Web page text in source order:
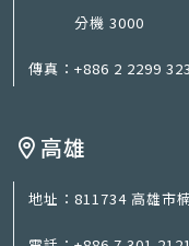
分機 3000
傳真： +886 2 2299
高雄
地址： 811734 高雄市